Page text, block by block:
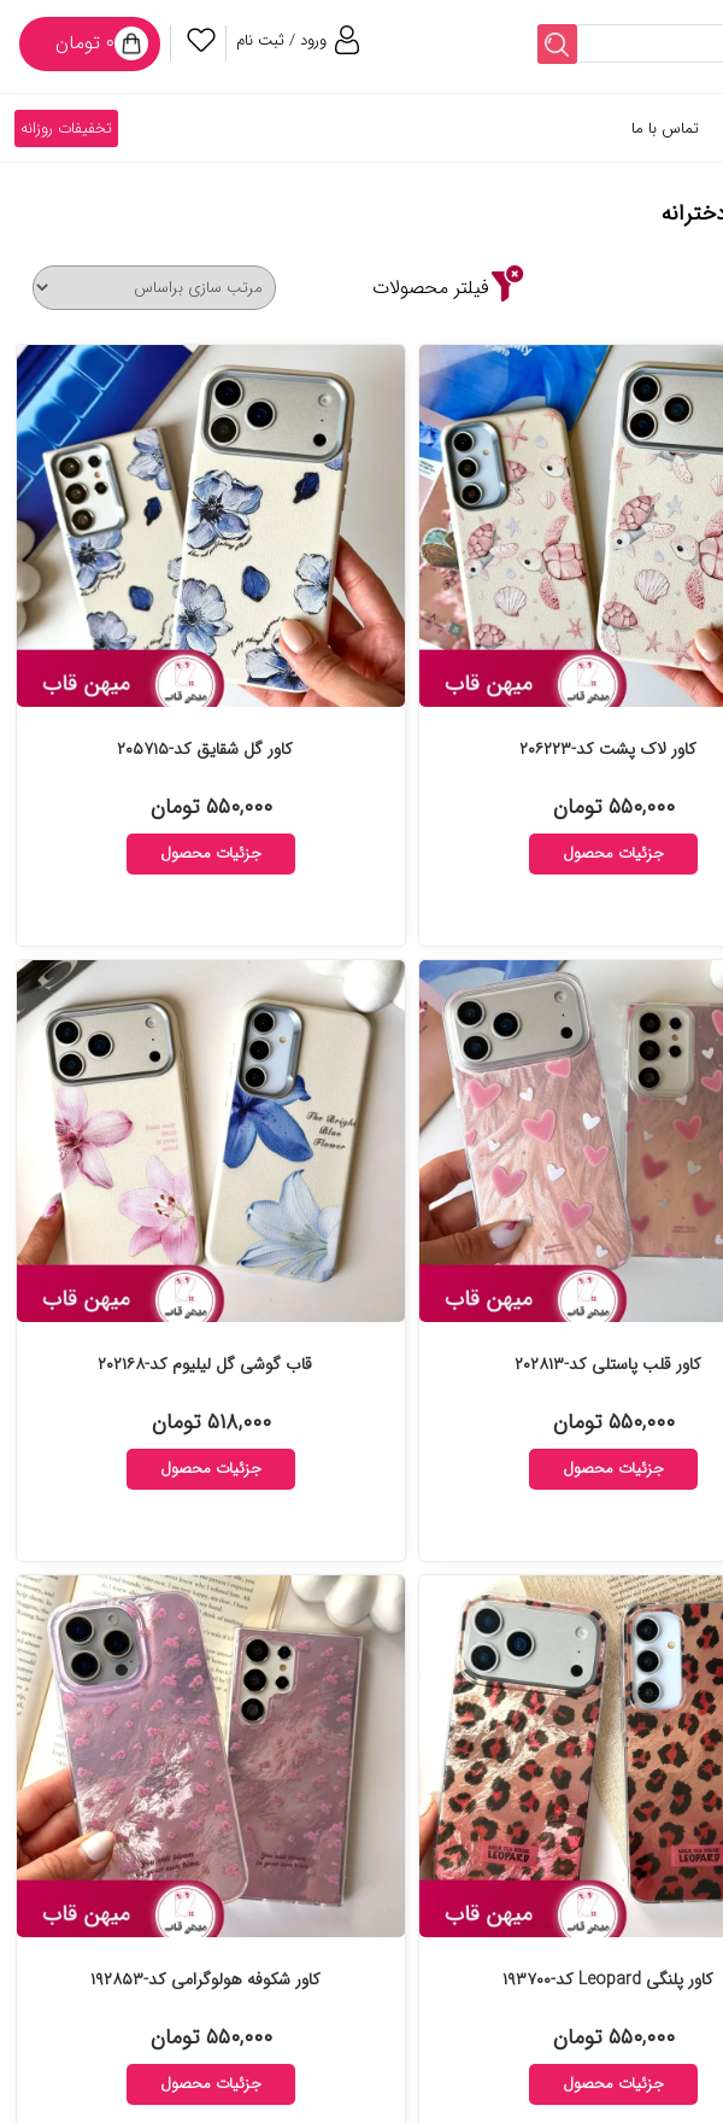
ورود / ثبت نام ۰ تومان
تماس با ما تخفیفات روزانه
فیلتر محصولات
کاور لاک پشت کد-۲۰۶۲۲۳
۵۵۰,۰۰۰ تومان
جزئیات محصول
کاور گل شقایق کد-۲۰۵۷۱۵
۵۵۰,۰۰۰ تومان
جزئیات محصول
کاور قلب پاستلی کد-۲۰۲۸۱۳
۵۵۰,۰۰۰ تومان
جزئیات محصول
قاب گوشی گل لیلیوم کد-۲۰۲۱۶۸
۵۱۸,۰۰۰ تومان
جزئیات محصول
کاور پلنگی Leopard کد-۱۹۳۷۰۰
۵۵۰,۰۰۰ تومان
جزئیات محصول
کاور شکوفه هولوگرامی کد-۱۹۲۸۵۳
۵۵۰,۰۰۰ تومان
جزئیات محصول